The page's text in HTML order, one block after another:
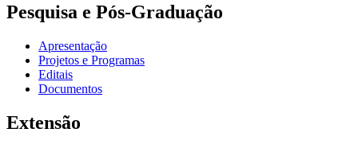
Pesquisa e Pós-Graduação
Apresentação
Projetos e Programas
Editais
Documentos
Extensão